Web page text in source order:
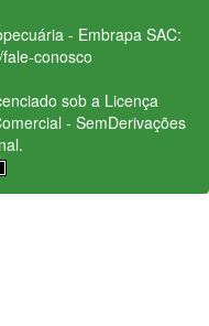
- Embrapa SAC:
conosco
sob a Licença
- SemDerivações